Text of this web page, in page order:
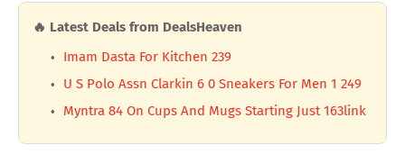
🔥 Latest Deals from DealsHeaven
Imam Dasta For Kitchen 239
U S Polo Assn Clarkin 6 0 Sneakers For Men 1 249
Myntra 84 On Cups And Mugs Starting Just 163link